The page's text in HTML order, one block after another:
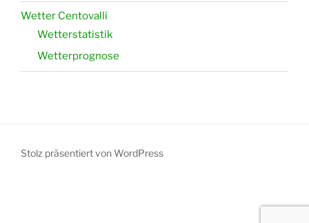
Wetter Centovalli
Wetterstatistik
Wetterprognose
Stolz präsentiert von WordPress